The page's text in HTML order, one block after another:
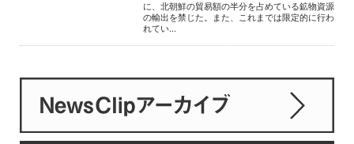
に、北朝鮮の貿易額の半分を占めている鉱物資源
の輸出を禁じた。また、これまでは限定的に行わ
れてい...